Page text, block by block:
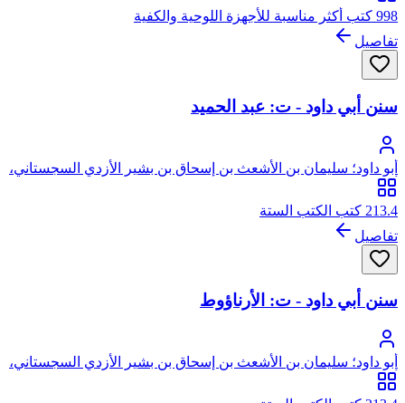
998 كتب أكثر مناسبة للأجهزة اللوحية والكفية
تفاصيل
سنن أبي داود - ت: عبد الحميد
أبو داود؛ سليمان بن الأشعث بن إسحاق بن بشير الأزدي السجستاني،
أبو داود
213.4 كتب الكتب الستة
تفاصيل
سنن أبي داود - ت: الأرناؤوط
أبو داود؛ سليمان بن الأشعث بن إسحاق بن بشير الأزدي السجستاني،
أبو داود